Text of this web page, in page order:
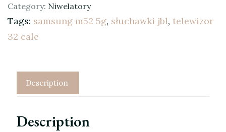
Category: Niwelatory
Tags: samsung m52 5g, słuchawki jbl, telewizor
32 cale
Description
Description